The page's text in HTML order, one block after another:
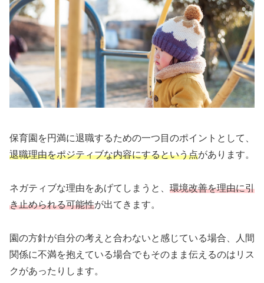
保育園を円満に退職するための一つ目のポイントとして、
退職理由をポジティブな内容にするという点があります。
ネガティブな理由をあげてしまうと、 環境改善を理由に引
き止められる可能性が出てきます。
園の方針が自分の考えと合わないと感じている場合、人間
関係に不満を抱えている場合でもそのまま伝えるのはリス
クがあったりします。